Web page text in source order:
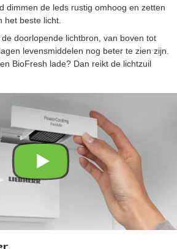
dimmen de leds rustig omhoog en zetten
het beste licht.
doorlopende lichtbron, van boven tot
levensmiddelen nog beter te zien zijn.
BioFresh lade? Dan reikt de lichtzuil